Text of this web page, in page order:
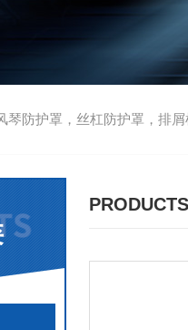
防护罩，丝杠防护罩，排屑机